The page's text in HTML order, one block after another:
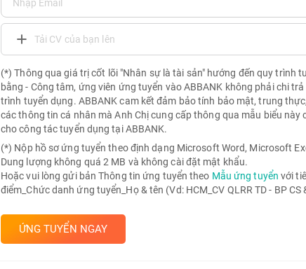
Tải CV của bạn lên
(*) Thông qua giá trị cốt lõi "Nhân sự là tài sản" hướng đến quy trình
bằng - Công tâm, ứng viên ứng tuyển vào ABBANK không phải chi
trình tuyển dụng. ABBANK cam kết đảm bảo tính bảo mật, trung
các thông tin cá nhân mà Anh Chị cung cấp thông qua mẫu biểu này
cho công tác tuyển dụng tại ABBANK.
(*) Nộp hồ sơ ứng tuyển theo định dạng Microsoft Word, Microsoft
Dung lượng không quá 2 MB và không cài đặt mật khẩu.
Hoặc vui lòng gửi bản Thông tin ứng tuyển theo Mẫu ứng tuyển với
điểm_Chức danh ứng tuyển_Họ & tên (Vd: HCM_CV QLRR TD - BP CS
ỨNG TUYỂN NGAY